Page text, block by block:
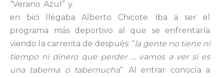
“Verano Azul” y
en bici llegaba Alberto Chicote. Iba a ser el
programa más deportivo al que se enfrentaría
viendo la carrerita de después: “la gente no tiene ni
tiempo ni dinero que perder … vamos a ver si es
una taberna o tabernucha“. Al entrar conocía a